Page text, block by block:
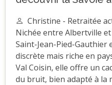
Christine - Retraitée
Nichée entre Albertville
Saint-Jean-Pied-Gauthier
discrète mais riche en
Val Coisin, elle offre un
du bruit, bien adapté à la